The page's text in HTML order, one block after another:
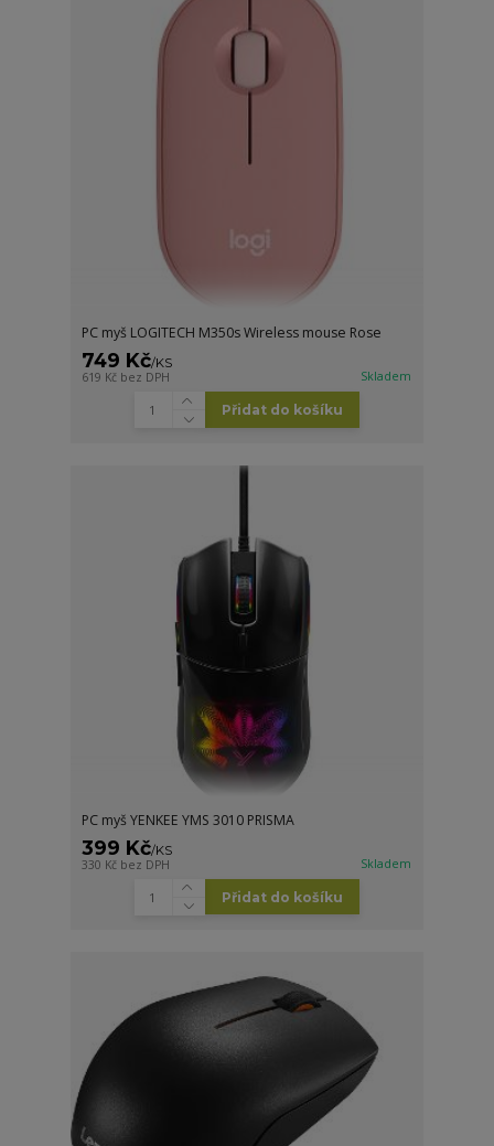
PC myš LOGITECH M350s Wireless mouse Rose
749 Kč/KS
619 Kč bez DPH Skladem
Přidat do košíku
PC myš YENKEE YMS 3010 PRISMA
399 Kč/KS
330 Kč bez DPH Skladem
Přidat do košíku